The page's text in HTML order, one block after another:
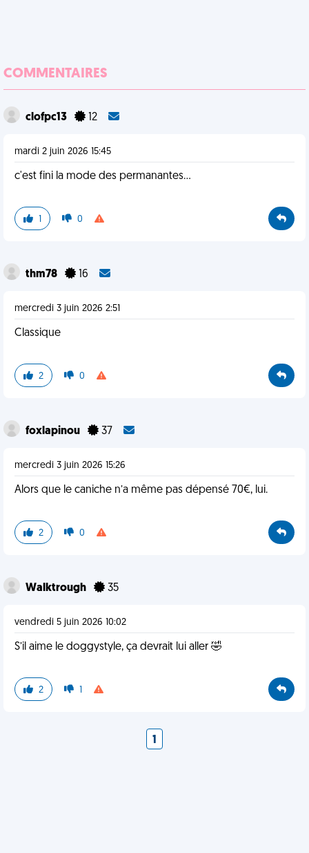
COMMENTAIRES
clofpc13 12
mardi 2 juin 2026 15:45
c'est fini la mode des permanantes...
1 0
thm78 16
mercredi 3 juin 2026 2:51
Classique
2 0
foxlapinou 37
mercredi 3 juin 2026 15:26
Alors que le caniche n’a même pas dépensé 70€, lui.
2 0
Walktrough 35
vendredi 5 juin 2026 10:02
S’il aime le doggystyle, ça devrait lui aller 🤣
2 1
1